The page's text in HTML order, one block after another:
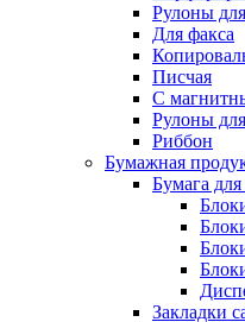
Рулоны
Для факса
Писчая
С
Рулоны
Риббон
Бумажная
Бумага для
Закладки